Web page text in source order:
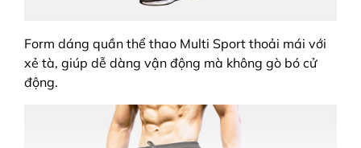
Form dáng quần thể thao Multi Sport thoải mái với
xẻ tà, giúp dễ dàng vận động mà không gò bó cử
động.